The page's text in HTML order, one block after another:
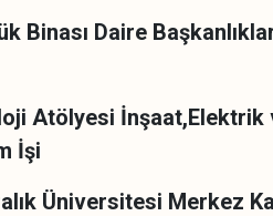
Binası Daire
Atölyesi
Üniversitesi Merkez